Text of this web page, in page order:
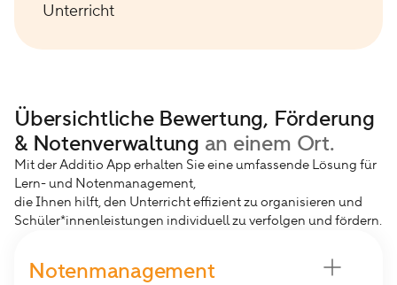
Unterricht
Übersichtliche Bewertung, Förderung
& Notenverwaltung an einem Ort.
Mit der Additio App erhalten Sie eine umfassende Lösung für
Lern- und Notenmanagement,
die Ihnen hilft, den Unterricht effizient zu organisieren und
Schüler*innenleistungen individuell zu verfolgen und fördern.
Notenmanagement